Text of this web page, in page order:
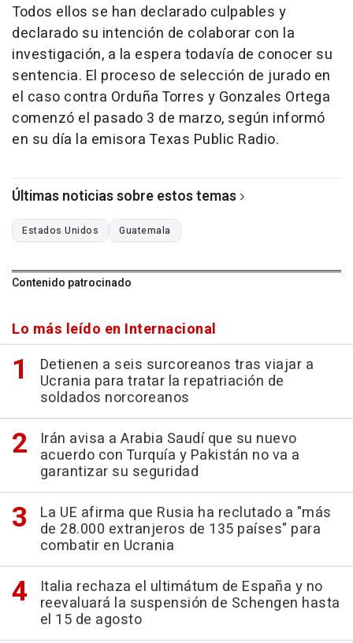
Todos ellos se han declarado culpables y
declarado su intención de colaborar con la
investigación, a la espera todavía de conocer su
sentencia. El proceso de selección de jurado en
el caso contra Orduña Torres y Gonzales Ortega
comenzó el pasado 3 de marzo, según informó
en su día la emisora Texas Public Radio.
Últimas noticias sobre estos temas
Estados Unidos Guatemala
Contenido patrocinado
Lo más leído en Internacional
Detienen a seis surcoreanos tras viajar a
Ucrania para tratar la repatriación de
soldados norcoreanos
Irán avisa a Arabia Saudí que su nuevo
acuerdo con Turquía y Pakistán no va a
garantizar su seguridad
La UE afirma que Rusia ha reclutado a "más
de 28.000 extranjeros de 135 países" para
combatir en Ucrania
Italia rechaza el ultimátum de España y no
reevaluará la suspensión de Schengen hasta
el 15 de agosto